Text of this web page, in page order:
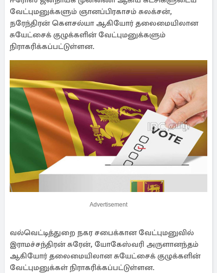
வேட்புமனுக்களும் ஞானப்பிரகாசம் சுலக்சன்,
நரேந்திரன் கௌசல்யா ஆகியோர் தலைமையிலான
சுயேட்சைக் குழுக்களின் வேட்புமனுக்களும்
நிராகரிக்கப்பட்டுள்ளன.
Advertisement
வல்வெட்டித்துறை நகர சபைக்கான வேட்புமனுவில்
இராமச்சந்திரன் சுரேன், யோகேஸ்வரி அருளானந்தம்
ஆகியோர் தலைமையிலான சுயேட்சைக் குழுக்களின்
வேட்புமனுக்கள் நிராகரிக்கப்பட்டுள்ளன.